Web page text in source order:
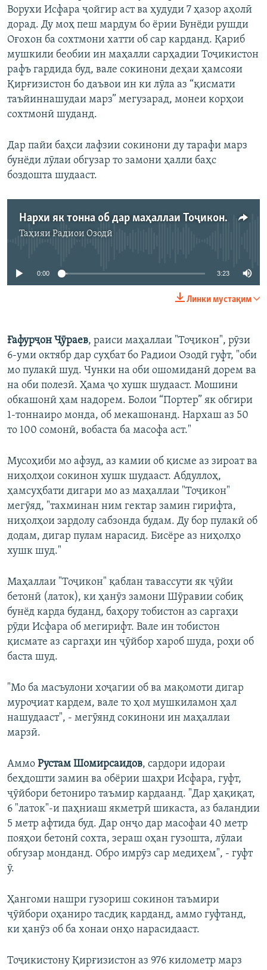
Ворухи Исфара ҷойгир аст ва ҳудуди 7 ҳазор аҳолӣ
дорад. Ду моҳ пеш мардум бо ёрии Бунёди рушди
Оғохон ба сохтмони хатти об сар карданд. Қариб
мушкили беобии ин маҳалли сарҳадии Тоҷикистон
рафъ гардида буд, вале сокинони деҳаи ҳамсояи
Қирғизистон бо даъвои ин ки лӯла аз “қисмати
таъйиннашудаи марз” мегузарад, монеи корҳои
сохтмонӣ шуданд.
Дар пайи баҳси лафзии сокинони ду тарафи марз
бунёди лӯлаи обгузар то замони ҳалли баҳс
боздошта шудааст.
Нархи як тонна об дар маҳаллаи Тоҷикони Ворух – 100 сомонӣ
Таҳияи Радиои Озодӣ
Феълан кор намекунад
0:00 3:23
Линки мустақим
Ғафурҷон Ҷӯраев, раиси маҳаллаи "Тоҷикон", рӯзи
6-уми октябр дар суҳбат бо Радиои Озодӣ гуфт, "оби
мо пулакӣ шуд. Чунки на оби ошомиданӣ дорем ва
на оби полезӣ. Ҳама ҷо хушк шудааст. Мошини
обкашонӣ ҳам надорем. Болои “Портер” як обгири
1-тоннаиро монда, об мекашонанд. Нархаш аз 50
то 100 сомонӣ, вобаста ба масофа аст."
Мусоҳиби мо афзуд, аз камии об қисме аз зироат ва
ниҳолҳои сокинон хушк шудааст. Абдуллоҳ,
ҳамсуҳбати дигари мо аз маҳаллаи "Тоҷикон"
мегӯяд, "тахминан ним гектар замин гирифта,
ниҳолҳои зардолу сабзонда будам. Ду бор пулакӣ об
додам, дигар пулам нарасид. Бисёре аз ниҳолҳо
хушк шуд."
Маҳаллаи "Тоҷикон" қаблан тавассути як ҷӯйи
бетонӣ (латок), ки ҳанӯз замони Шӯравии собиқ
бунёд карда буданд, баҳору тобистон аз саргаҳи
рӯди Исфара об мегирифт. Вале ин тобистон
қисмате аз саргаҳи ин ҷӯйбор хароб шуда, роҳи об
баста шуд.
"Мо ба масъулони хоҷагии об ва мақомоти дигар
муроҷиат кардем, вале то ҳол мушкиламон ҳал
нашудааст", - мегӯянд сокинони ин маҳаллаи
марзӣ.
Аммо Рустам Шомирсаидов, сардори идораи
беҳдошти замин ва обёрии шаҳри Исфара, гуфт,
ҷӯйбори бетониро таъмир кардаанд. "Дар ҳақиқат,
6 "латок"-и паҳниаш якметрӣ шикаста, аз баландии
5 метр афтида буд. Дар онҷо дар масофаи 40 метр
пояҳои бетонӣ сохта, зераш оҳан гузошта, лӯлаи
обгузар монданд. Обро имрӯз сар медиҳем", - гуфт
ӯ.
Ҳангоми нашри гузориш сокинон таъмири
ҷӯйбори оҳаниро тасдиқ карданд, аммо гуфтанд,
ки ҳанӯз об ба хонаи онҳо нарасидааст.
Тоҷикистону Қирғизистон аз 976 километр марз